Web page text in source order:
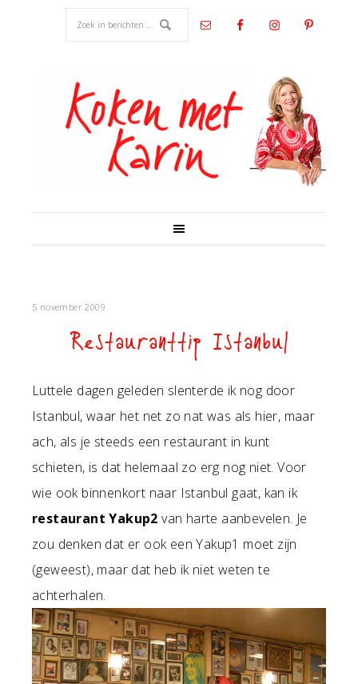
5 november 2009
Restauranttip Istanbul
Luttele dagen geleden slenterde ik nog door
Istanbul, waar het net zo nat was als hier, maar
ach, als je steeds een restaurant in kunt
schieten, is dat helemaal zo erg nog niet. Voor
wie ook binnenkort naar Istanbul gaat, kan ik
restaurant Yakup2 van harte aanbevelen. Je
zou denken dat er ook een Yakup1 moet zijn
(geweest), maar dat heb ik niet weten te
achterhalen.